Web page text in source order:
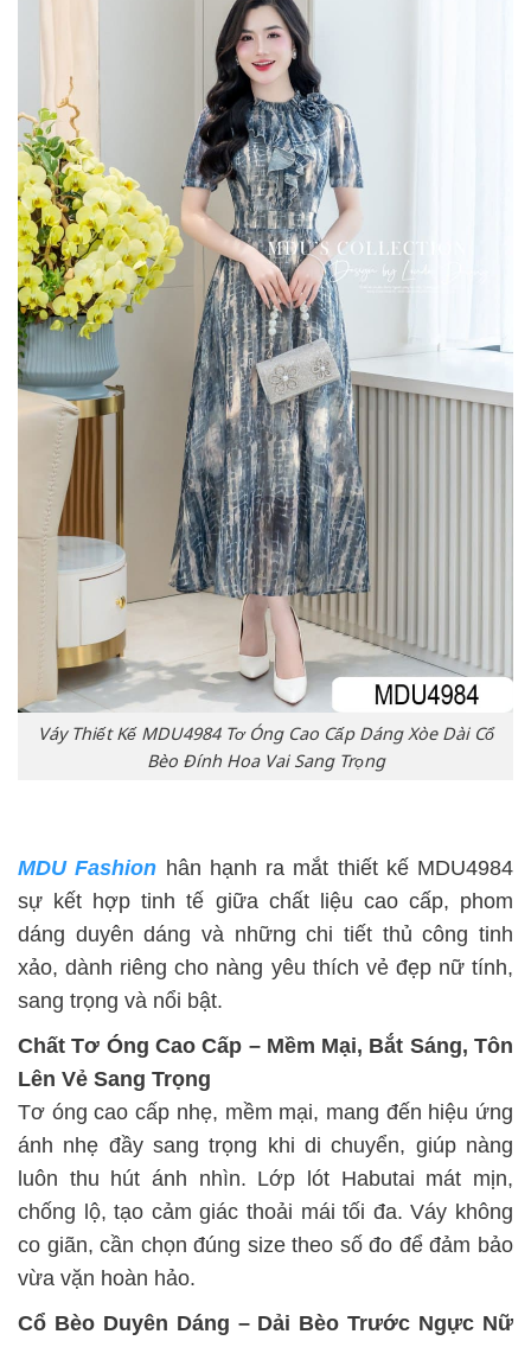
Váy Thiết Kế MDU4984 Tơ Óng Cao Cấp Dáng Xòe Dài Cổ
Bèo Đính Hoa Vai Sang Trọng
MDU Fashion hân hạnh ra mắt thiết kế MDU4984
sự kết hợp tinh tế giữa chất liệu cao cấp, phom
dáng duyên dáng và những chi tiết thủ công tinh
xảo, dành riêng cho nàng yêu thích vẻ đẹp nữ tính,
sang trọng và nổi bật.
Chất Tơ Óng Cao Cấp – Mềm Mại, Bắt Sáng, Tôn
Lên Vẻ Sang Trọng
Tơ óng cao cấp nhẹ, mềm mại, mang đến hiệu ứng
ánh nhẹ đầy sang trọng khi di chuyển, giúp nàng
luôn thu hút ánh nhìn. Lớp lót Habutai mát mịn,
chống lộ, tạo cảm giác thoải mái tối đa. Váy không
co giãn, cần chọn đúng size theo số đo để đảm bảo
vừa vặn hoàn hảo.
Cổ Bèo Duyên Dáng – Dải Bèo Trước Ngực Nữ